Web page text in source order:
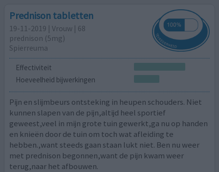
Prednison tabletten
19-11-2019 | Vrouw | 68
prednison (5mg)
Spierreuma
Effectiviteit
Hoeveelheid bijwerkingen
Pijn en slijmbeurs ontsteking in heupen schouders. Niet
kunnen slapen van de pijn,altijd heel sportief
geweest,veel in mijn grote tuin gewerkt,ga nu op handen
en knieën door de tuin om toch wat afleiding te
hebben.,want steeds gaan staan lukt niet. Ben nu weer
met prednison begonnen,want de pijn kwam weer
terug,naar het afbouwen.